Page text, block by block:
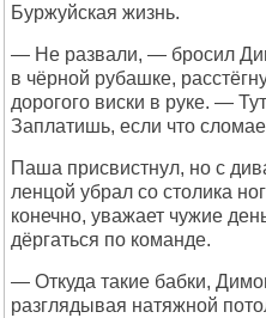
Буржуйская жизнь.
— Не развали, — бросил
в чёрной рубашке,
дорогого виски в руке. —
Заплатишь, если что
Паша присвистнул, но с
ленцой убрал со столика
конечно, уважает чужие
дёргаться по команде.
— Откуда такие бабки,
разглядывая натяжной